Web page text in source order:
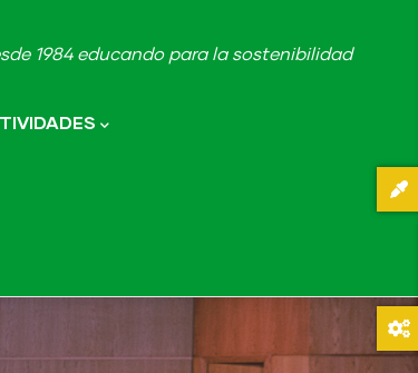
1984 educando para la sostenibilidad